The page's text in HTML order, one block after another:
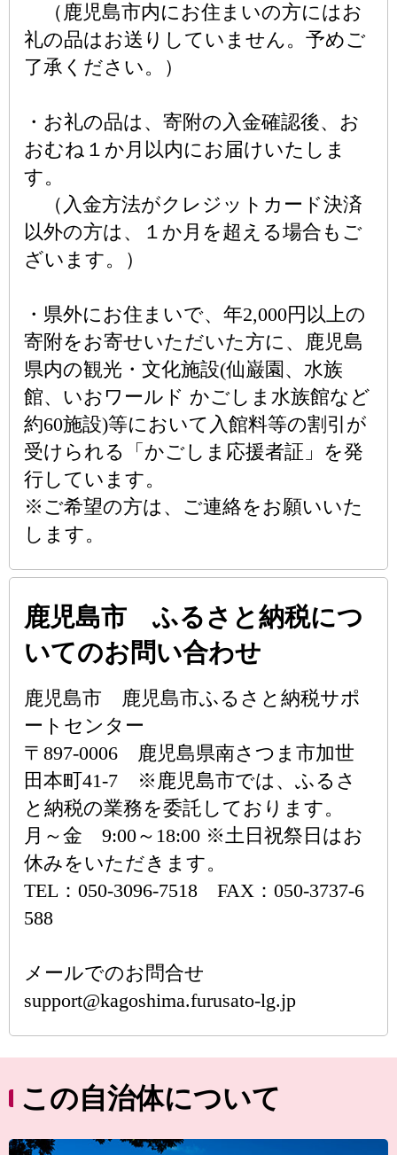
（鹿児島市内にお住まいの方にはお
礼の品はお送りしていません。予めご
了承ください。）
・お礼の品は、寄附の入金確認後、お
おむね１か月以内にお届けいたしま
す。
（入金方法がクレジットカード決済
以外の方は、１か月を超える場合もご
ざいます。）
・県外にお住まいで、年2,000円以上の
寄附をお寄せいただいた方に、鹿児島
県内の観光・文化施設(仙巌園、水族
館、いおワールド かごしま水族館など
約60施設)等において入館料等の割引が
受けられる「かごしま応援者証」を発
行しています。
※ご希望の方は、ご連絡をお願いいた
します。
鹿児島市 ふるさと納税につ
いてのお問い合わせ
鹿児島市 鹿児島市ふるさと納税サポ
ートセンター
〒897-0006 鹿児島県南さつま市加世
田本町41-7 ※鹿児島市では、ふるさ
と納税の業務を委託しております。
月～金 9:00～18:00 ※土日祝祭日はお
休みをいただきます。
TEL：050-3096-7518 FAX：050-3737-6
588
メールでのお問合せ
support@kagoshima.furusato-lg.jp
この自治体について